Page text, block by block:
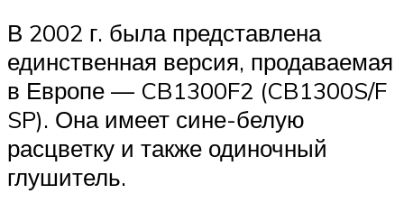
В 2002 г. была представлена
единственная версия, продаваемая
в Европе — CB1300F2 (CB1300S/F
SP). Она имеет сине-белую
расцветку и также одиночный
глушитель.